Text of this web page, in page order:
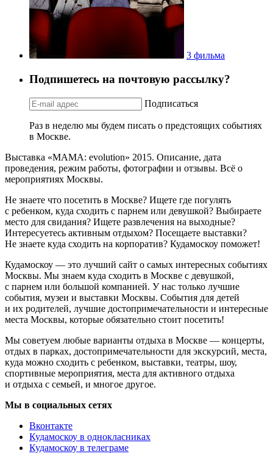
3 фильма
Подпишетесь на почтовую рассылку?
Подписаться
Раз в неделю мы будем писать о предстоящих событиях
в Москве.
Выставка «МАМА: evolution» 2015. Описание, дата
проведения, режим работы, фотографии и отзывы. Всё о
мероприятиях Москвы.
Не знаете что посетить в Москве? Ищете где погулять
с ребенком, куда сходить с парнем или девушкой? Выбираете
место для свидания? Ищете развлечения на выходные?
Интересуетесь активным отдыхом? Посещаете выставки?
Не знаете куда сходить на корпоратив? Кудамоскоу поможет!
Кудамоскоу — это лучший сайт о самых интересных событиях
Москвы. Мы знаем куда сходить в Москве с девушкой,
с парнем или большой компанией. У нас только лучшие
события, музеи и выставки Москвы. События для детей
и их родителей, лучшие достопримечательности и интересные
места Москвы, которые обязательно стоит посетить!
Мы советуем любые варианты отдыха в Москве — концерты,
отдых в парках, достопримечательности для экскурсий, места,
куда можно сходить с ребенком, выставки, театры, шоу,
спортивные мероприятия, места для активного отдыха
и отдыха с семьей, и многое другое.
Мы в социальных сетях
Вконтакте
Кудамоскоу в однокласниках
Кудамоскоу в телеграме